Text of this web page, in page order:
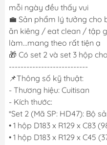
mỗi ngày đều thấy vui
💼 Sản phẩm lý tưởng cho
ăn kiêng / eat clean / tập
làm...mang theo rất tiện ạ
🎁 Có set 2 và set 3 hộp
---------------------------
📌Thông số kỹ thuật:
- Thương hiệu: Cuitisan
- Kích thước:
*Set 2 (Mã SP: HD47): Bộ
• 1 hộp D183 x R129 x C83
• 1 hộp D183 x R129 x C45